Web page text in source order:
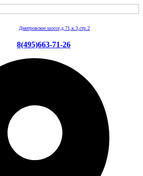
Дмитровское шоссе,д.71,к.3,стр.2
8(495)663-71-26